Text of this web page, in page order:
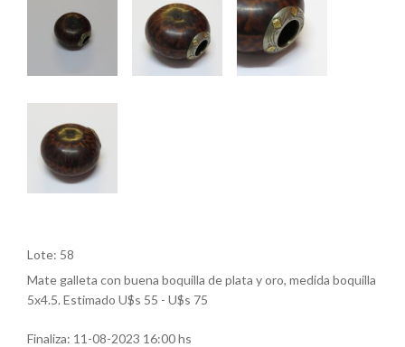
Lote: 58
Mate galleta con buena boquilla de plata y oro, medida boquilla
5x4.5. Estimado U$s 55 - U$s 75
Finaliza: 11-08-2023 16:00 hs